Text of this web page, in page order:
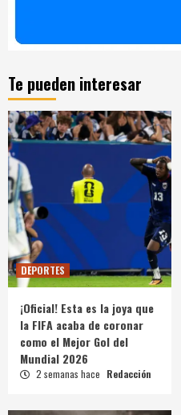
Te pueden interesar
DEPORTES
¡Oficial! Esta es la joya que
la FIFA acaba de coronar
como el Mejor Gol del
Mundial 2026
2 semanas hace Redacción